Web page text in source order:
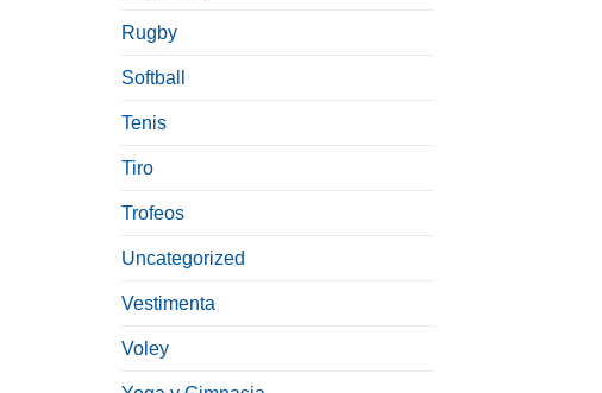
Rugby
Softball
Tenis
Tiro
Trofeos
Uncategorized
Vestimenta
Voley